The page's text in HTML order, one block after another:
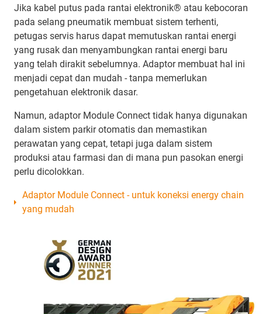
Jika kabel putus pada rantai elektronik® atau kebocoran
pada selang pneumatik membuat sistem terhenti,
petugas servis harus dapat memutuskan rantai energi
yang rusak dan menyambungkan rantai energi baru
yang telah dirakit sebelumnya. Adaptor membuat hal ini
menjadi cepat dan mudah - tanpa memerlukan
pengetahuan elektronik dasar.
Namun, adaptor Module Connect tidak hanya digunakan
dalam sistem parkir otomatis dan memastikan
perawatan yang cepat, tetapi juga dalam sistem
produksi atau farmasi dan di mana pun pasokan energi
perlu dicolokkan.
Adaptor Module Connect - untuk koneksi energy chain
yang mudah